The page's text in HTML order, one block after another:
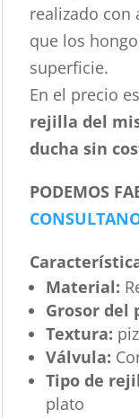
realizado con
que los
superficie.
En el precio
rejilla del
ducha sin
PODEMOS
Material:
Grosor del
Textura:
Válvula:
Tipo de
plato